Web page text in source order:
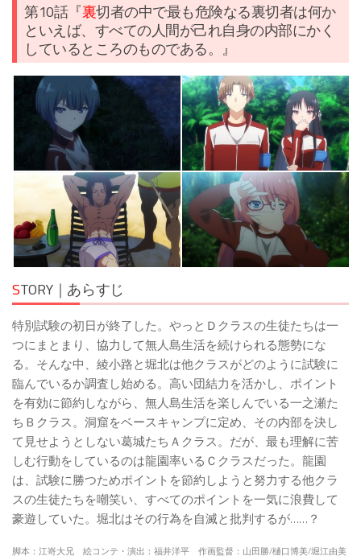
第10話『裏切者の中で最も危険なる裏切者は何か
といえば、すべての人間が己れ自身の内部にかく
しているところのものである。』
STORY｜あらすじ
特別試験の初日が終了した。やっとＤクラスの生徒たちは一
つにまとまり、協力して無人島生活を続けられる態勢にな
る。そんな中、綾小路と堀北は他クラスがどのように試験に
臨んでいるか調査し始める。高い団結力を活かし、ポイント
を有効に節約しながら、無人島生活を楽しんでいる一之瀬た
ちＢクラス。洞窟をベースキャンプに定め、その内部を決し
て見せようとしない葛城たちＡクラス。だが、最も理解に苦
しむ行動をしているのは龍園率いるＣクラスだった。龍園
は、試験に勝つためポイントを節約しようと努力する他クラ
スの生徒たちを嘲笑い、すべてのポイントを一気に浪費して
豪遊していた。堀北はその行為を自滅と批判するが……？
脚本：江嵜大兄 絵コンテ・演出：福井洋平 作画監督：山田勝/樋口博美/堀江由美